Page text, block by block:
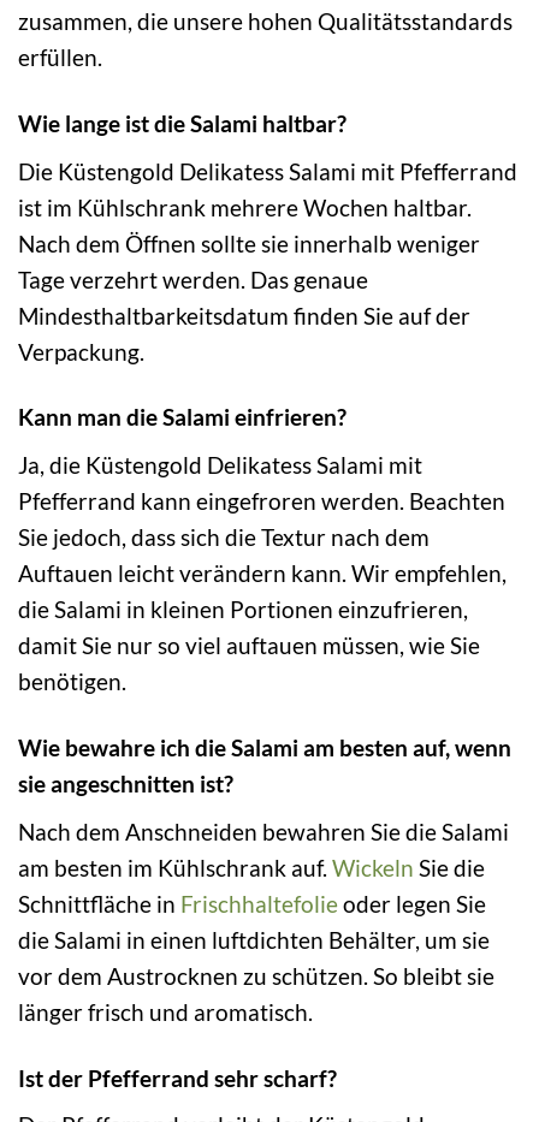
zusammen, die unsere hohen Qualitätsstandards
erfüllen.
Wie lange ist die Salami haltbar?
Die Küstengold Delikatess Salami mit Pfefferrand
ist im Kühlschrank mehrere Wochen haltbar.
Nach dem Öffnen sollte sie innerhalb weniger
Tage verzehrt werden. Das genaue
Mindesthaltbarkeitsdatum finden Sie auf der
Verpackung.
Kann man die Salami einfrieren?
Ja, die Küstengold Delikatess Salami mit
Pfefferrand kann eingefroren werden. Beachten
Sie jedoch, dass sich die Textur nach dem
Auftauen leicht verändern kann. Wir empfehlen,
die Salami in kleinen Portionen einzufrieren,
damit Sie nur so viel auftauen müssen, wie Sie
benötigen.
Wie bewahre ich die Salami am besten auf, wenn
sie angeschnitten ist?
Nach dem Anschneiden bewahren Sie die Salami
am besten im Kühlschrank auf. Wickeln Sie die
Schnittfläche in Frischhaltefolieoder legen Sie
die Salami in einen luftdichten Behälter, um sie
vor dem Austrocknen zu schützen. So bleibt sie
länger frisch und aromatisch.
Ist der Pfefferrand sehr scharf?